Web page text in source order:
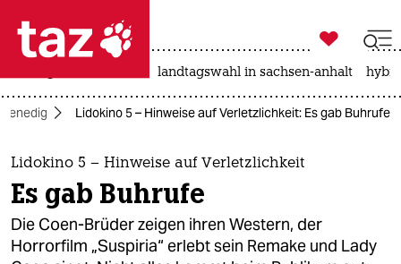
 taz zahl ich
taz zahl ich
themen
politik
öko

taz zahl ich
landtagswahl in sachsen-anhalt
Lidokino 5 – Hinweise auf Verletzlichkeit: Es gab Buhrufe
Lidokino 5 – Hinweise auf Verletzlichkeit
Es gab Buhrufe
Die Coen-Brüder zeigen ihren Western, der
Horrorfilm „Suspiria“ erlebt sein Remake und Lady